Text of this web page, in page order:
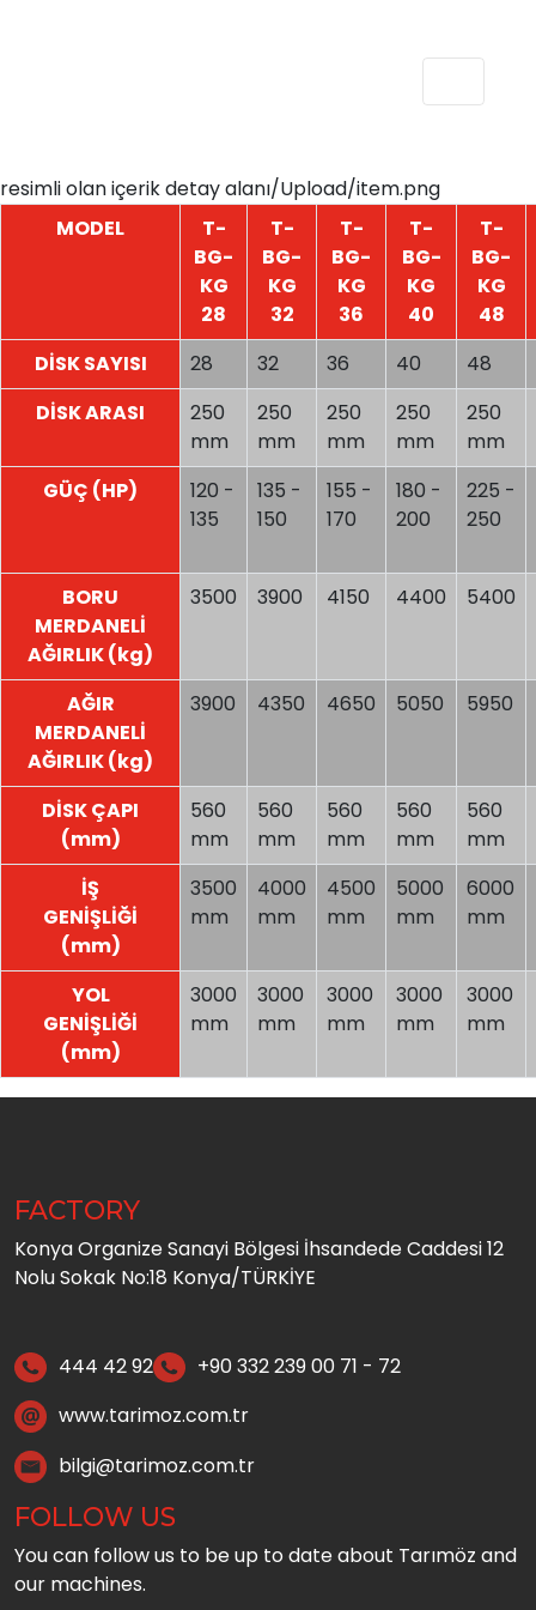
resimli olan içerik detay alanı/Upload/item.png
MODEL
T-
BG-
KG
28
T-
BG-
KG
32
T-
BG-
KG
36
T-
BG-
KG
40
T-
BG-
KG
48
DİSK SAYISI
28 32 36 40
48
DİSK ARASI
250
mm
250
mm
250
mm
250
mm
250
mm
GÜÇ (HP)
120 -
135
135 -
150
155 -
170
180 -
200
225 -
250
BORU
MERDANELİ
AĞIRLIK (kg)
3500 3900 4150 4400 5400
AĞIR
MERDANELİ
AĞIRLIK (kg)
3900 4350 4650 5050 5950
DİSK ÇAPI
(mm)
560
mm
560
mm
560
mm
560
mm
560
mm
İŞ
GENİŞLİĞİ
(mm)
3500
mm
4000
mm
4500
mm
5000
mm
6000
mm
YOL
GENİŞLİĞİ
(mm)
3000
mm
3000
mm
3000
mm
3000
mm
3000
mm
FACTORY
Konya Organize Sanayi Bölgesi İhsandede Caddesi 12
Nolu Sokak No:18 Konya/TÜRKİYE
444 42 92
+90 332 239 00 71 - 72
www.tarimoz.com.tr
bilgi@tarimoz.com.tr
FOLLOW US
You can follow us to be up to date about Tarımöz and
our machines.